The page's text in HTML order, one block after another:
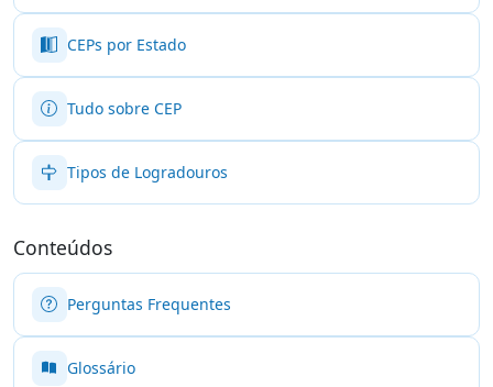
CEPs por Estado
Tudo sobre CEP
Tipos de Logradouros
Conteúdos
Perguntas Frequentes
Glossário